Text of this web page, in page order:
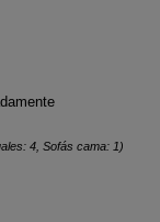
4, Sofás cama: 1)